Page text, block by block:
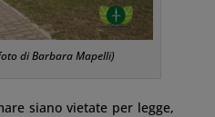
di Barbara Mapelli)
siano vietate per legge,